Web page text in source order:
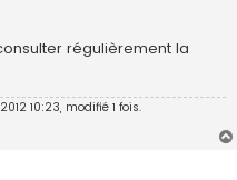
régulièrement la
10:23, modifié 1 fois.